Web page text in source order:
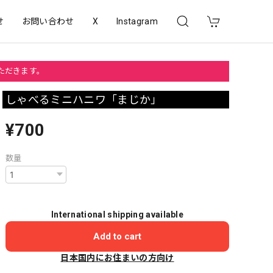
お問い合わせ X Instagram
きます。
しゃべるミニハニワ「まじか」
¥700
数量
International shipping available
Add to cart
日本国内にお住まいの方向け